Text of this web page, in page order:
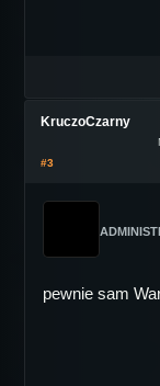
KruczoCzarny
#3
pewnie sam